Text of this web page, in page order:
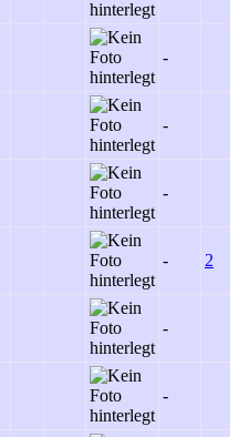
-
-
-
- 2
-
-